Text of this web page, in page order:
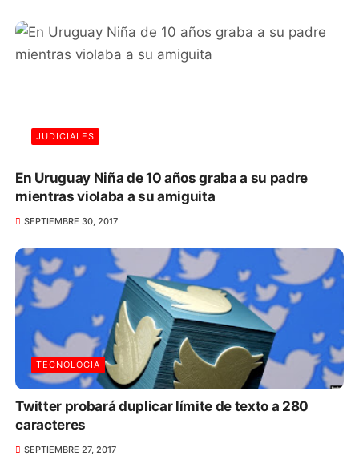
JUDICIALES
En Uruguay Niña de 10 años graba a su padre
mientras violaba a su amiguita
SEPTIEMBRE 30, 2017
TECNOLOGIA
Twitter probará duplicar límite de texto a 280
caracteres
SEPTIEMBRE 27, 2017